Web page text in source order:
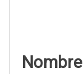
Nombre